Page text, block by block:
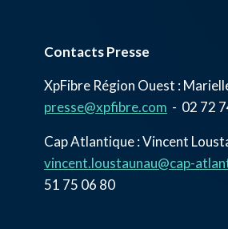
Contacts Presse
XpFibre Région Ouest :
presse@xpfibre.com - 02 72
Cap Atlantique : Vincent
vincent.loustaunau@cap-
51 75 06 80